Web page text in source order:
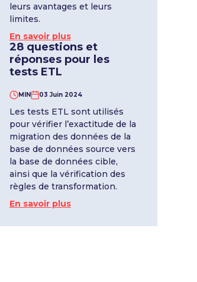
leurs avantages et leurs
limites.
En savoir plus
28 questions et
réponses pour les
tests ETL
MIN 03 Juin 2024
Les tests ETL sont utilisés
pour vérifier l’exactitude de la
migration des données de la
base de données source vers
la base de données cible,
ainsi que la vérification des
règles de transformation.
En savoir plus